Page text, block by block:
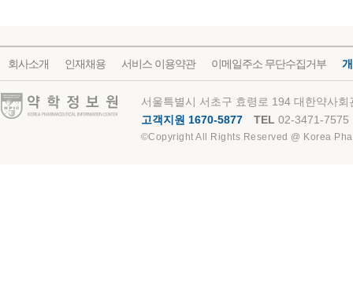
회사소개 인재채용 서비스 이용약관 이메일주소 무단수집거부
약학정보원
서울특별시 서초구 효령로 194 대한약사
고객지원 1670-5877
TEL 02-3471-7575
©Copyright All Rights Reserved @ Korea